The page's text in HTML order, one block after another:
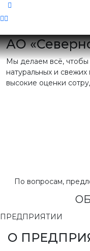
АО
Мы делаем всё, чтобы
натуральных и
высокие оценки
По вопросам,
ПРЕДПРИЯТИИ
О